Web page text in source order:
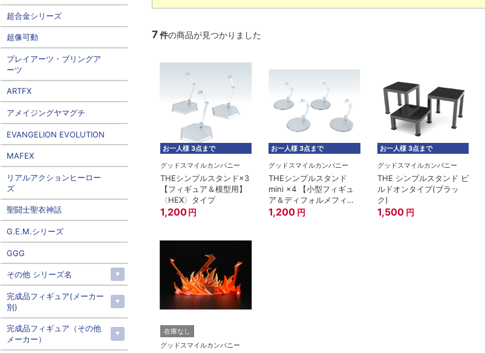
7件の商品が見つかりました
お一人様 3点まで
グッドスマイルカンパニー
THEシンプルスタンド×3
【フィギュア＆模型用】
〈HEX〉タイプ
1,200 円
お一人様 3点まで
グッドスマイルカンパニー
THEシンプルスタンド
mini ×4 【小型フィギュ
ア＆ディフォルメフィギ
ュア用】
1,200 円
お一人様 3点まで
グッドスマイルカンパニー
THE シンプルスタンド ビ
ルドオンタイプ(ブラッ
ク)
1,500 円
在庫なし
グッドスマイルカンパニー
超合金シリーズ
超像可動
プレイアーツ・ブリングア
ーツ
ARTFX
アメイジングヤマグチ
EVANGELION EVOLUTION
MAFEX
リアルアクションヒーロー
ズ
聖闘士聖衣神話
G.E.M.シリーズ
GGG
その他 シリーズ名
完成品フィギュア(メーカー
別)
完成品フィギュア（その他
メーカー）